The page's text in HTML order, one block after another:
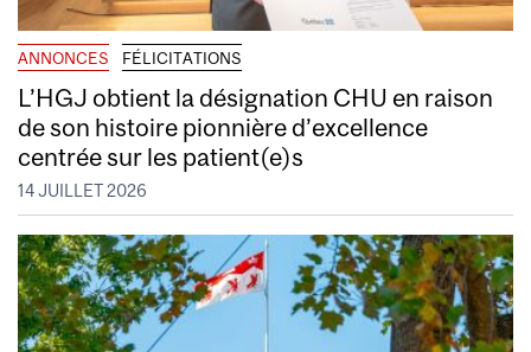
ANNONCES FÉLICITATIONS
L’HGJ obtient la désignation CHU en raison
de son histoire pionnière d’excellence
centrée sur les patient(e)s
14 JUILLET 2026